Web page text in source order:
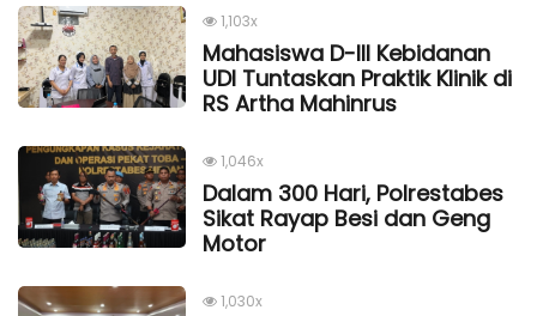
1,103x
Mahasiswa D-III Kebidanan
UDI Tuntaskan Praktik Klinik di
RS Artha Mahinrus
1,046x
Dalam 300 Hari, Polrestabes
Sikat Rayap Besi dan Geng
Motor
1,030x